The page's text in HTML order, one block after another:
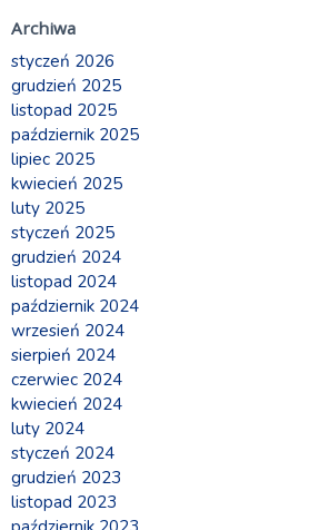
Archiwa
styczeń 2026
grudzień 2025
listopad 2025
październik 2025
lipiec 2025
kwiecień 2025
luty 2025
styczeń 2025
grudzień 2024
listopad 2024
październik 2024
wrzesień 2024
sierpień 2024
czerwiec 2024
kwiecień 2024
luty 2024
styczeń 2024
grudzień 2023
listopad 2023